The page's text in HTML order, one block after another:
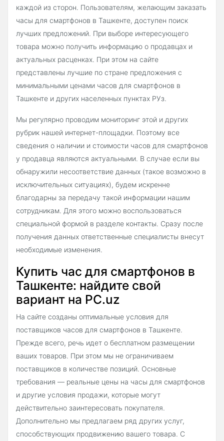
каждой из сторон. Пользователям, желающим заказать
часы для смартфонов в Ташкенте, доступен поиск
лучших предложений. При выборе интересующего
товара можно получить информацию о продавцах и
актуальных расценках. При этом на сайте
представлены лучшие по стране предложения с
минимальными ценами часов для смартфонов в
Ташкенте и других населенных пунктах РУз.
Мы регулярно проводим мониторинг этой и других
рубрик нашей интернет-площадки. Поэтому все
сведения о наличии и стоимости часов для смартфонов
у продавца являются актуальными. В случае если вы
обнаружили несоответствие данных (такое возможно в
исключительных ситуациях), будем искренне
благодарны за передачу такой информации нашим
сотрудникам. Для этого можно воспользоваться
специальной формой в разделе контакты. Сразу после
получения данных ответственные специалисты внесут
необходимые изменения.
Купить час для смартфонов в
Ташкенте: найдите свой
вариант на PC.uz
На сайте созданы оптимальные условия для
поставщиков часов для смартфонов в Ташкенте.
Прежде всего, речь идет о бесплатном размещении
ваших товаров. При этом мы не ограничиваем
поставщиков в количестве позиций. Основные
требования — реальные цены на часы для смартфонов
и другие условия продажи, которые могут
действительно заинтересовать покупателя.
Дополнительно мы предлагаем ряд других услуг,
способствующих продвижению вашего товара. С